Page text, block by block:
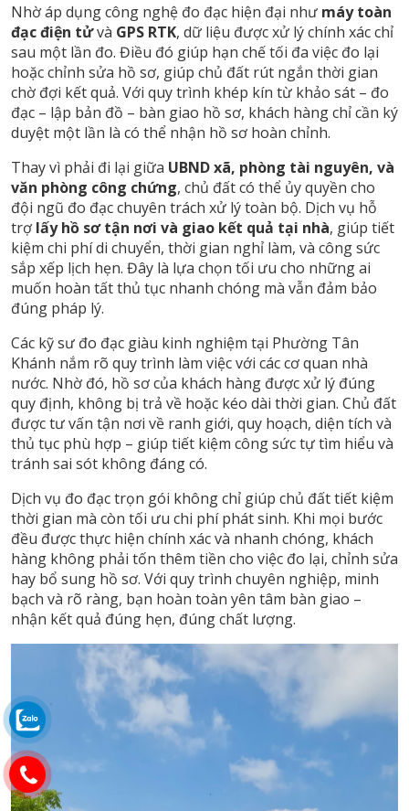
Nhờ áp dụng công nghệ đo đạc hiện đại như máy toàn
đạc điện tửvà GPS RTK, dữ liệu được xử lý chính xác chỉ
sau một lần đo. Điều đó giúp hạn chế tối đa việc đo lại
hoặc chỉnh sửa hồ sơ, giúp chủ đất rút ngắn thời gian
chờ đợi kết quả. Với quy trình khép kín từ khảo sát – đo
đạc – lập bản đồ – bàn giao hồ sơ, khách hàng chỉ cần ký
duyệt một lần là có thể nhận hồ sơ hoàn chỉnh.
Thay vì phải đi lại giữa UBND xã, phòng tài nguyên, và
văn phòng công chứng, chủ đất có thể ủy quyền cho
đội ngũ đo đạc chuyên trách xử lý toàn bộ. Dịch vụ hỗ
trợ lấy hồ sơ tận nơi và giao kết quả tại nhà, giúp tiết
kiệm chi phí di chuyển, thời gian nghỉ làm, và công sức
sắp xếp lịch hẹn. Đây là lựa chọn tối ưu cho những ai
muốn hoàn tất thủ tục nhanh chóng mà vẫn đảm bảo
đúng pháp lý.
Các kỹ sư đo đạc giàu kinh nghiệm tại Phường Tân
Khánh nắm rõ quy trình làm việc với các cơ quan nhà
nước. Nhờ đó, hồ sơ của khách hàng được xử lý đúng
quy định, không bị trả về hoặc kéo dài thời gian. Chủ đất
được tư vấn tận nơi về ranh giới, quy hoạch, diện tích và
thủ tục phù hợp – giúp tiết kiệm công sức tự tìm hiểu và
tránh sai sót không đáng có.
Dịch vụ đo đạc trọn gói không chỉ giúp chủ đất tiết kiệm
thời gian mà còn tối ưu chi phí phát sinh. Khi mọi bước
đều được thực hiện chính xác và nhanh chóng, khách
hàng không phải tốn thêm tiền cho việc đo lại, chỉnh sửa
hay bổ sung hồ sơ. Với quy trình chuyên nghiệp, minh
bạch và rõ ràng, bạn hoàn toàn yên tâm bàn giao –
nhận kết quả đúng hẹn, đúng chất lượng.